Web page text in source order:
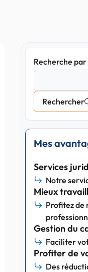
Recherche
Rechercher
Mes
Services
Notre
Mieux
Profitez de
Gestion du
Faciliter
Profiter de
Des